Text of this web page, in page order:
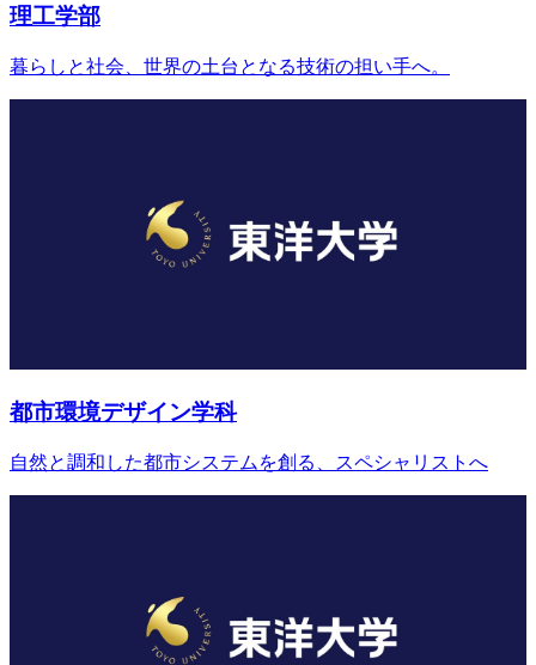
理工学部
暮らしと社会、世界の土台となる技術の担い手へ。
都市環境デザイン学科
自然と調和した都市システムを創る、スペシャリストへ